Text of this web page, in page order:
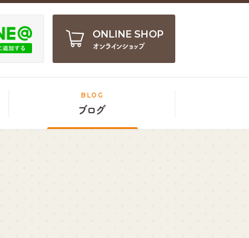
ONLINE SHOP
オンラインショップ
BLOG
ブログ